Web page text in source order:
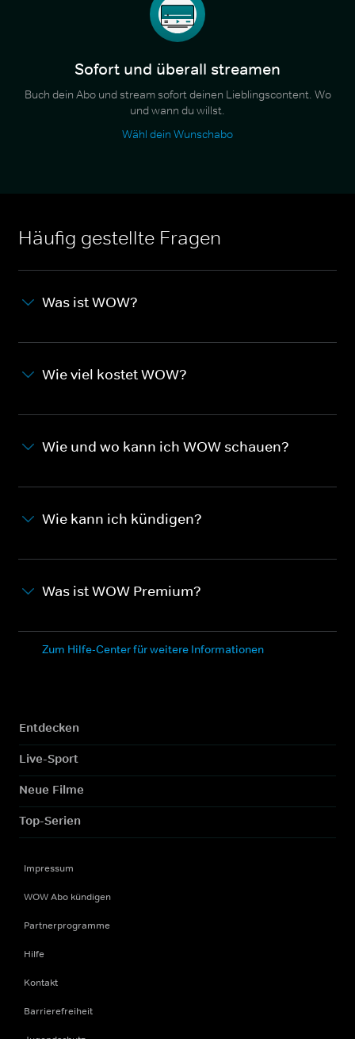
Sofort und überall streamen
Buch dein Abo und stream sofort deinen Lieblingscontent. Wo
und wann du willst.
Wähl dein Wunschabo
Häufig gestellte Fragen
Was ist WOW?
Wie viel kostet WOW?
Wie und wo kann ich WOW schauen?
Wie kann ich kündigen?
Was ist WOW Premium?
Zum Hilfe-Center für weitere Informationen
Entdecken
Live-Sport
Neue Filme
Top-Serien
Impressum
WOW Abo kündigen
Partnerprogramme
Hilfe
Kontakt
Barrierefreiheit